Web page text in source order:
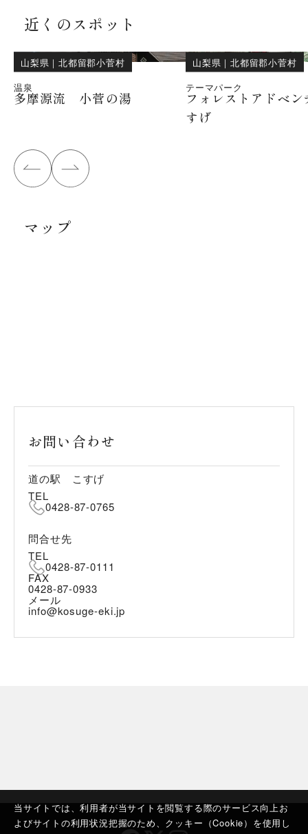
当サイトでは、利用者が当サイトを閲覧する際のサービス向上お
よびサイトの利用状況把握のため、クッキー（Cookie）を使用し
近くのスポット
山梨県 ｜北都留郡小菅村
温泉
多摩源流 小菅の湯
山梨県 ｜北都留郡小菅村
テーマパーク
フォレストアドベ
すげ
マップ
お問い合わせ
道の駅 こすげ
TEL
0428-87-0765
問合せ先
TEL
0428-87-0111
FAX
0428-87-0933
メール
info@kosuge-eki.jp